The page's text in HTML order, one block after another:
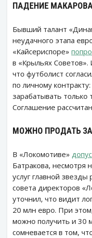
ПАДЕНИЕ
Бывший талант
неудачного этапа
«Кайсериспоре»
в «Крыльях
что футболист
по личному
зарабатывать только
Соглашение
МОЖНО ПРОДАТЬ
В «Локомотиве»
Батракова, несмотря
услуг главной звезды
совета директоров
уточнил, что видит
20 млн евро. При
можно получить и 30
сомневается в том,